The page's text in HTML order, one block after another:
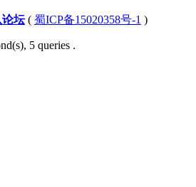
坛( 蜀ICP备15020358号-1 )
5 queries .